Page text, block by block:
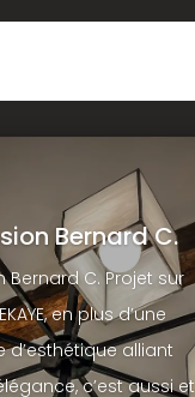
Bernard C.
Bernard C. Projet sur
en plus d’une
d’esthétique alliant
c’est aussi et